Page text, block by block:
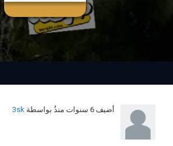
أضيف 6 سنوات منذُ بواسطة 3sk